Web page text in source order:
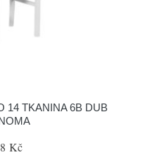
14 TKANINA 6B DUB
Kč